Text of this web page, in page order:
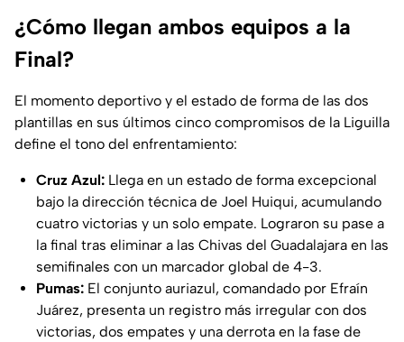
¿Cómo llegan ambos equipos a la
Final?
El momento deportivo y el estado de forma de las dos
plantillas en sus últimos cinco compromisos de la Liguilla
define el tono del enfrentamiento:
Cruz Azul: Llega en un estado de forma excepcional
bajo la dirección técnica de Joel Huiqui, acumulando
cuatro victorias y un solo empate. Lograron su pase a
la final tras eliminar a las Chivas del Guadalajara en las
semifinales con un marcador global de 4-3.
Pumas: El conjunto auriazul, comandado por Efraín
Juárez, presenta un registro más irregular con dos
victorias, dos empates y una derrota en la fase de